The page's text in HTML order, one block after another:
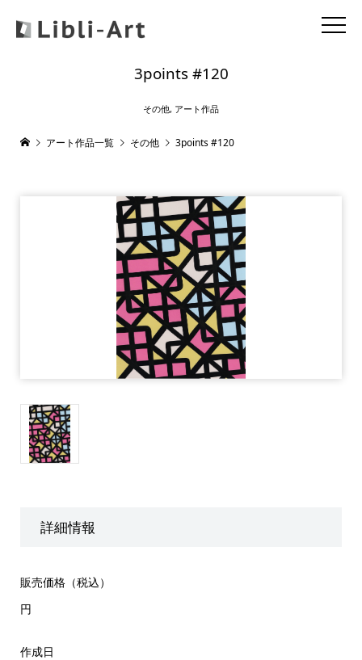
3points #120
その他, アート作品
アート作品一覧 その他 3points #120
詳細情報
販売価格（税込）
円
作成日